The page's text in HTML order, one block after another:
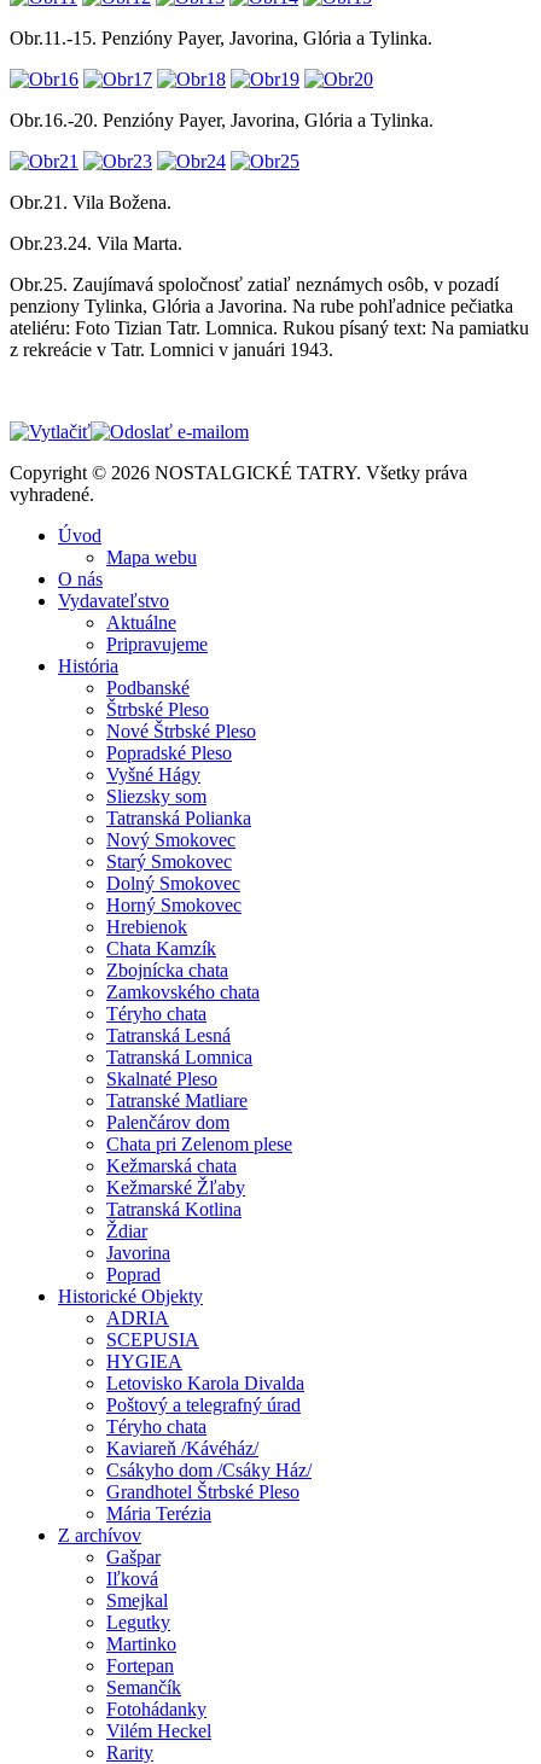
Obr.11.-15. Penzióny Payer, Javorina, Glória a Tylinka.
Obr.16.-20. Penzióny Payer, Javorina, Glória a Tylinka.
Obr.21. Vila Božena.
Obr.23.24. Vila Marta.
Obr.25. Zaujímavá spoločnosť zatiaľ neznámych osôb, v pozadí
penziony Tylinka, Glória a Javorina. Na rube pohľadnice pečiatka
ateliéru: Foto Tizian Tatr. Lomnica. Rukou písaný text: Na pamiatku
z rekreácie v Tatr. Lomnici v januári 1943.
Copyright © 2026 NOSTALGICKÉ TATRY. Všetky práva
vyhradené.
Úvod
Mapa webu
O nás
Vydavateľstvo
Aktuálne
Pripravujeme
História
Podbanské
Štrbské Pleso
Nové Štrbské Pleso
Popradské Pleso
Vyšné Hágy
Sliezsky som
Tatranská Polianka
Nový Smokovec
Starý Smokovec
Dolný Smokovec
Horný Smokovec
Hrebienok
Chata Kamzík
Zbojnícka chata
Zamkovského chata
Téryho chata
Tatranská Lesná
Tatranská Lomnica
Skalnaté Pleso
Tatranské Matliare
Palenčárov dom
Chata pri Zelenom plese
Kežmarská chata
Kežmarské Žľaby
Tatranská Kotlina
Ždiar
Javorina
Poprad
Historické Objekty
ADRIA
SCEPUSIA
HYGIEA
Letovisko Karola Divalda
Poštový a telegrafný úrad
Téryho chata
Kaviareň /Kávéház/
Csákyho dom /Csáky Ház/
Grandhotel Štrbské Pleso
Mária Terézia
Z archívov
Gašpar
Iľková
Smejkal
Legutky
Martinko
Fortepan
Semančík
Fotohádanky
Vilém Heckel
Rarity